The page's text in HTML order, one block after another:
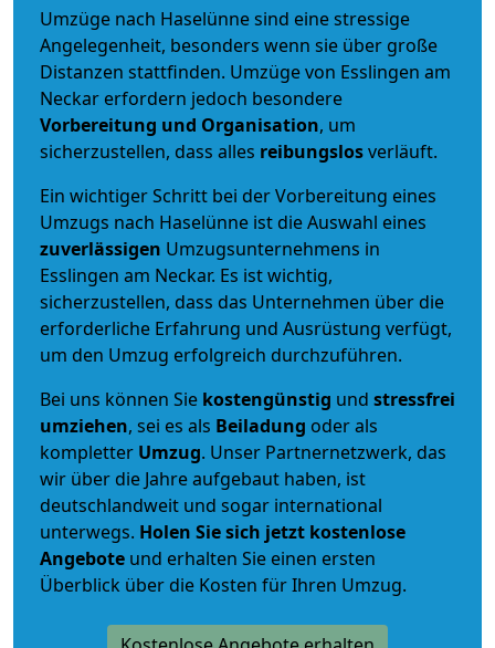
Umzüge nach Haselünne sind eine stressige
Angelegenheit, besonders wenn sie über große
Distanzen stattfinden. Umzüge von Esslingen am
Neckar erfordern jedoch besondere
Vorbereitung und Organisation, um
sicherzustellen, dass alles reibungslosverläuft.
Ein wichtiger Schritt bei der Vorbereitung eines
Umzugs nach Haselünne ist die Auswahl eines
zuverlässigen Umzugsunternehmens in
Esslingen am Neckar. Es ist wichtig,
sicherzustellen, dass das Unternehmen über die
erforderliche Erfahrung und Ausrüstung verfügt,
um den Umzug erfolgreich durchzuführen.
Bei uns können Sie kostengünstig und stressfrei
umziehen, sei es als Beiladung oder als
kompletter Umzug. Unser Partnernetzwerk, das
wir über die Jahre aufgebaut haben, ist
deutschlandweit und sogar international
unterwegs. Holen Sie sich jetzt kostenlose
Angebote und erhalten Sie einen ersten
Überblick über die Kosten für Ihren Umzug.